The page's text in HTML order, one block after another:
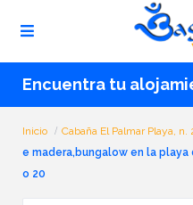
Encuentra tu
Inicio Cabaña El Palmar Playa, n.
e madera,bungalow en la
o 20